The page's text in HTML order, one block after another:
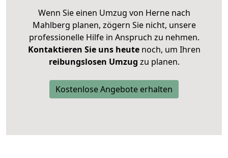
Wenn Sie einen Umzug von Herne nach
Mahlberg planen, zögern Sie nicht, unsere
professionelle Hilfe in Anspruch zu nehmen.
Kontaktieren Sie uns heutenoch, um Ihren
reibungslosen Umzug zu planen.
Kostenlose Angebote erhalten